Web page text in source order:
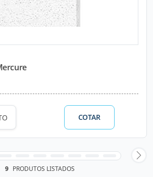
COTAR
9 PRODUTOS LISTADOS